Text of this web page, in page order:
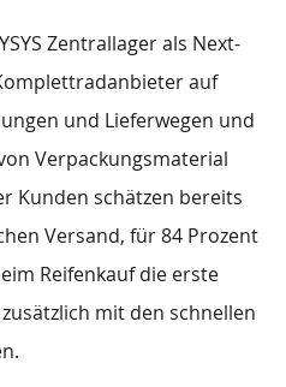
Zentrallager als Next-
auf
und Lieferwegen und
Verpackungsmaterial
Kunden schätzen bereits
Versand, für 84 Prozent
Reifenkauf die erste
mit den schnellen